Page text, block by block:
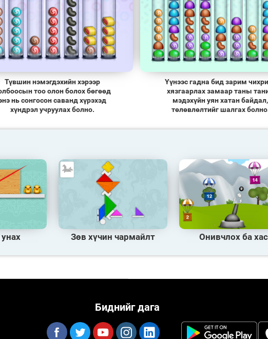
Түвшин нэмэгдэхийн хэрээр
тоо олон болох бөгөөд
нь сонгосон саванд хүрэхэд
хүндрэл учруулах болно.
Үүнээс гадна бид зарим
хязгаарлах замаар таны
мэдэхүйн уян хатан байдал,
төлөвлөлтийг шалгах
Зөв хүчин чармайлт Онивчлох ба хас
Биднийг дага